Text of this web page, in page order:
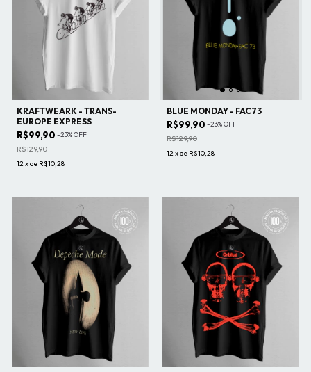
KRAFTWEARK - TRANS-
EUROPE EXPRESS
R$99,90 -23%OFF
R$129,90
12xde R$10,28
BLUE MONDAY - FAC73
R$99,90 -23%OFF
R$129,90
12xde R$10,28